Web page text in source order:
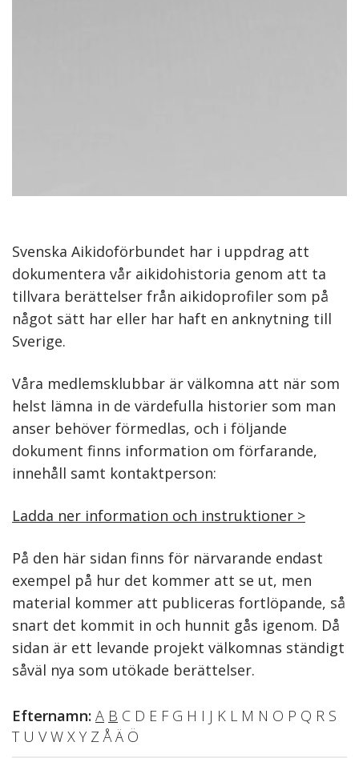
Svenska Aikidoförbundet har i uppdrag att
dokumentera vår aikidohistoria genom att ta
tillvara berättelser från aikidoprofiler som på
något sätt har eller har haft en anknytning till
Sverige.
Våra medlemsklubbar är välkomna att när som
helst lämna in de värdefulla historier som man
anser behöver förmedlas, och i följande
dokument finns information om förfarande,
innehåll samt kontaktperson:
Ladda ner information och instruktioner >
På den här sidan finns för närvarande endast
exempel på hur det kommer att se ut, men
material kommer att publiceras fortlöpande, så
snart det kommit in och hunnit gås igenom. Då
sidan är ett levande projekt välkomnas ständigt
såväl nya som utökade berättelser.
Efternamn: A B C D E F G H I J K L M N O P Q R S
T U V W X Y Z Å Ä Ö